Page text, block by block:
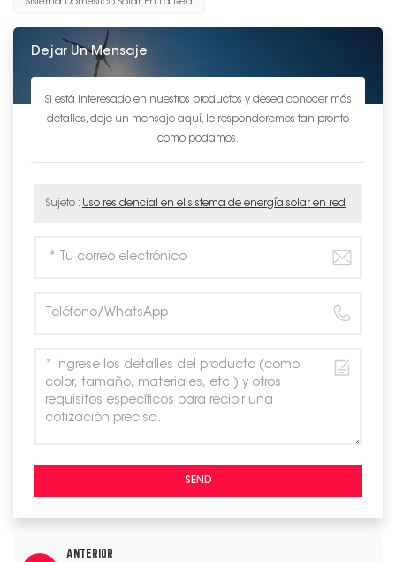
Sistema Doméstico Solar En La Red
Dejar Un Mensaje
Si está interesado en nuestros productos y desea conocer más
detalles, deje un mensaje aquí, le responderemos tan pronto
como podamos.
Sujeto : Uso residencial en el sistema de energía solar en red
SEND
ANTERIOR